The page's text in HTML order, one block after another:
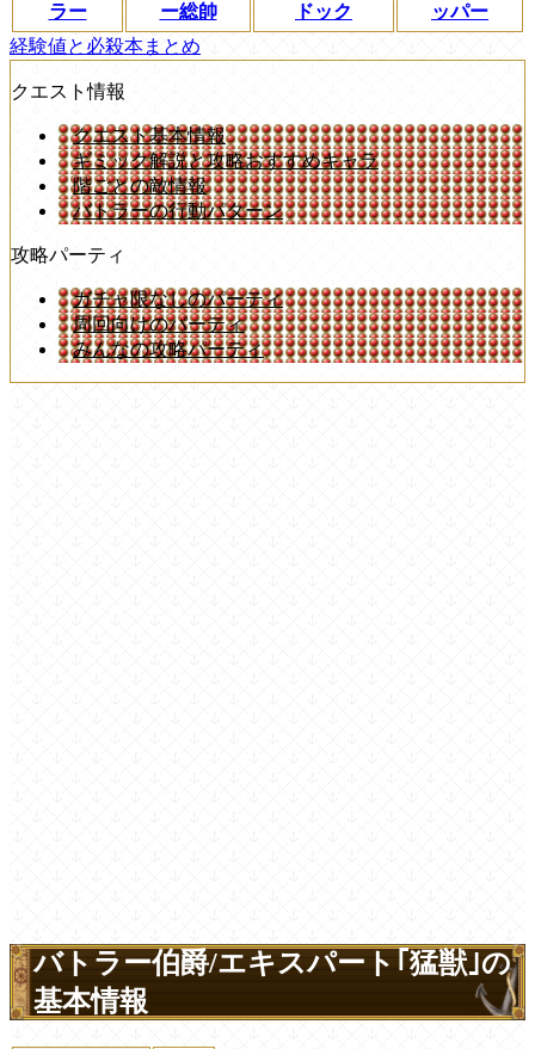
ラー
ー総帥
ドック
ッパー
経験値と必殺本まとめ
クエスト情報
クエスト基本情報
ギミック解説と攻略おすすめキャラ
階ごとの敵情報
バトラーの行動パターン
攻略パーティ
ガチャ限なしのパーティ
周回向けのパーティ
みんなの攻略パーティ
バトラー伯爵/エキスパート｢猛獣｣の
基本情報